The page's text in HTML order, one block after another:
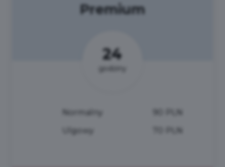
Premium
24
godziny
Normalny
Ulgowy